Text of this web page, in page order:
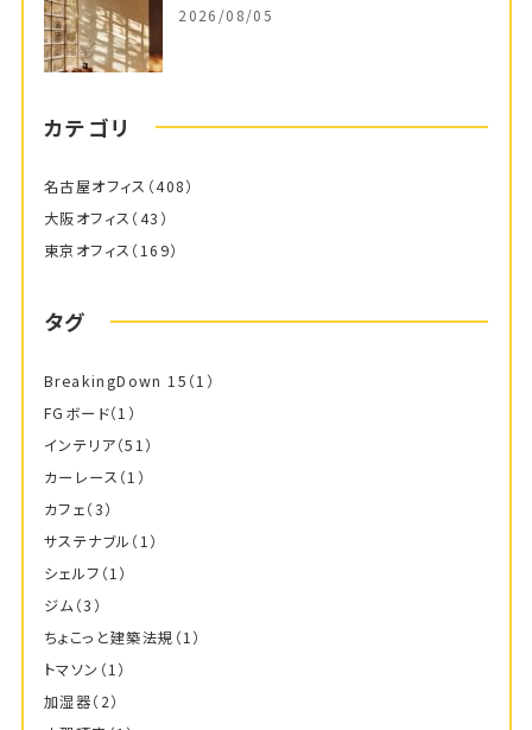
2026/08/05
カテゴリ
名古屋オフィス （408）
大阪オフィス （43）
東京オフィス （169）
タグ
BreakingDown 15 （1）
FGボード（1）
インテリア（51）
カーレース （1）
カフェ（3）
サステナブル （1）
シェルフ （1）
ジム（3）
ちょこっと建築法規 （1）
トマソン （1）
加湿器（2）